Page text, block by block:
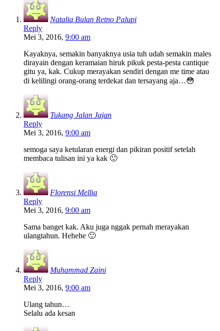
Natalia Bulan Retno Palupi
Reply
Mei 3, 2016, 9:00 am
Kayaknya, semakin banyaknya usia tuh udah semakin males
dirayain dengan keramaian hiruk pikuk pesta-pesta cantique
gitu ya, kak. Cukup merayakan sendiri dengan me time atau
di kelilingi orang-orang terdekat dan tersayang aja…😳
Tukang Jalan Jajan
Reply
Mei 3, 2016, 9:00 am
semoga saya ketularan energi dan pikiran positif setelah
membaca tulisan ini ya kak 🙂
Florensi Mellia
Reply
Mei 3, 2016, 9:00 am
Sama banget kak. Aku juga nggak pernah merayakan
ulangtahun. Hehehe 🙂
Muhammad Zaini
Reply
Mei 3, 2016, 9:00 am
Ulang tahun…
Selalu ada kesan